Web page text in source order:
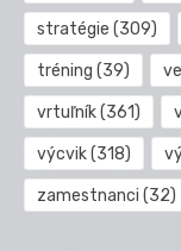
stratégie (309)
tréning (39)
vrtuľník(361)
výcvik(318)
zamestnanci (32)